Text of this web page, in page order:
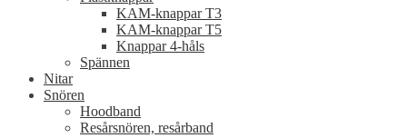
KAM-knappar T3
KAM-knappar T5
Knappar 4-håls
Spännen
Nitar
Snören
Hoodband
Resårsnören, resårband